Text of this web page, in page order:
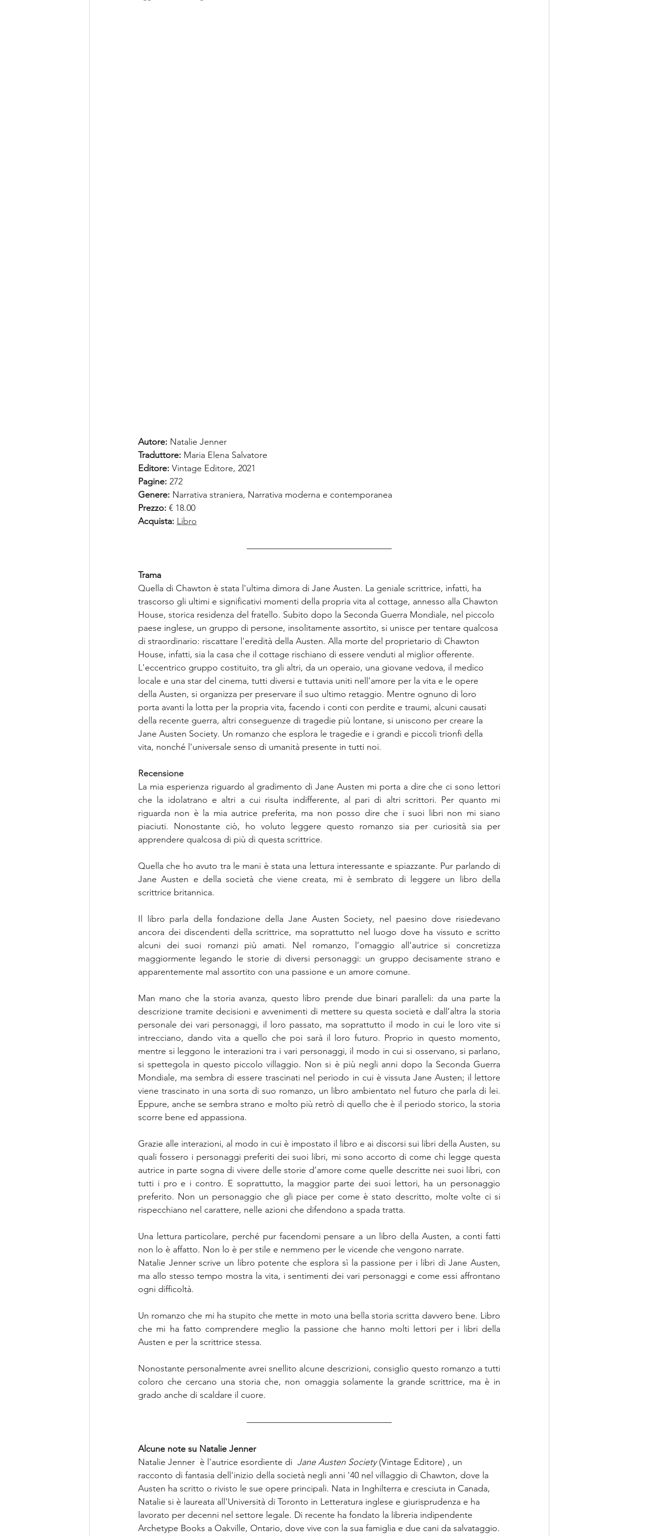
Autore: Natalie Jenner
Traduttore: Maria Elena Salvatore
Editore: Vintage Editore, 2021
Pagine: 272
Genere: Narrativa straniera, Narrativa moderna e contemporanea
Prezzo: € 18.00
Acquista: Libro
Trama
Quella di Chawton è stata l'ultima dimora di Jane Austen. La geniale scrittrice, infatti, ha
trascorso gli ultimi e significativi momenti della propria vita al cottage, annesso alla Chawton
House, storica residenza del fratello. Subito dopo la Seconda Guerra Mondiale, nel piccolo
paese inglese, un gruppo di persone, insolitamente assortito, si unisce per tentare qualcosa
di straordinario: riscattare l'eredità della Austen. Alla morte del proprietario di Chawton
House, infatti, sia la casa che il cottage rischiano di essere venduti al miglior offerente.
L'eccentrico gruppo costituito, tra gli altri, da un operaio, una giovane vedova, il medico
locale e una star del cinema, tutti diversi e tuttavia uniti nell'amore per la vita e le opere
della Austen, si organizza per preservare il suo ultimo retaggio. Mentre ognuno di loro
porta avanti la lotta per la propria vita, facendo i conti con perdite e traumi, alcuni causati
della recente guerra, altri conseguenze di tragedie più lontane, si uniscono per creare la
Jane Austen Society. Un romanzo che esplora le tragedie e i grandi e piccoli trionfi della
vita, nonché l'universale senso di umanità presente in tutti noi.
Recensione
La mia esperienza riguardo al gradimento di Jane Austen mi porta a dire che ci sono lettori
che la idolatrano e altri a cui risulta indifferente, al pari di altri scrittori. Per quanto mi
riguarda non è la mia autrice preferita, ma non posso dire che i suoi libri non mi siano
piaciuti. Nonostante ciò, ho voluto leggere questo romanzo sia per curiosità sia per
apprendere qualcosa di più di questa scrittrice.
Quella che ho avuto tra le mani è stata una lettura interessante e spiazzante. Pur parlando di
Jane Austen e della società che viene creata, mi è sembrato di leggere un libro della
scrittrice britannica.
Il libro parla della fondazione della Jane Austen Society, nel paesino dove risiedevano
ancora dei discendenti della scrittrice, ma soprattutto nel luogo dove ha vissuto e scritto
alcuni dei suoi romanzi più amati. Nel romanzo, l’omaggio all’autrice si concretizza
maggiormente legando le storie di diversi personaggi: un gruppo decisamente strano e
apparentemente mal assortito con una passione e un amore comune.
Man mano che la storia avanza, questo libro prende due binari paralleli: da una parte la
descrizione tramite decisioni e avvenimenti di mettere su questa società e dall’altra la storia
personale dei vari personaggi, il loro passato, ma soprattutto il modo in cui le loro vite si
intrecciano, dando vita a quello che poi sarà il loro futuro. Proprio in questo momento,
mentre si leggono le interazioni tra i vari personaggi, il modo in cui si osservano, si parlano,
si spettegola in questo piccolo villaggio. Non si è più negli anni dopo la Seconda Guerra
Mondiale, ma sembra di essere trascinati nel periodo in cui è vissuta Jane Austen; il lettore
viene trascinato in una sorta di suo romanzo, un libro ambientato nel futuro che parla di lei.
Eppure, anche se sembra strano e molto più retrò di quello che è il periodo storico, la storia
scorre bene ed appassiona.
Grazie alle interazioni, al modo in cui è impostato il libro e ai discorsi sui libri della Austen, su
quali fossero i personaggi preferiti dei suoi libri, mi sono accorto di come chi legge questa
autrice in parte sogna di vivere delle storie d’amore come quelle descritte nei suoi libri, con
tutti i pro e i contro. E soprattutto, la maggior parte dei suoi lettori, ha un personaggio
preferito. Non un personaggio che gli piace per come è stato descritto, molte volte ci si
rispecchiano nel carattere, nelle azioni che difendono a spada tratta.
Una lettura particolare, perché pur facendomi pensare a un libro della Austen, a conti fatti
non lo è affatto. Non lo è per stile e nemmeno per le vicende che vengono narrate.
Natalie Jenner scrive un libro potente che esplora sì la passione per i libri di Jane Austen,
ma allo stesso tempo mostra la vita, i sentimenti dei vari personaggi e come essi affrontano
ogni difficoltà.
Un romanzo che mi ha stupito che mette in moto una bella storia scritta davvero bene. Libro
che mi ha fatto comprendere meglio la passione che hanno molti lettori per i libri della
Austen e per la scrittrice stessa.
Nonostante personalmente avrei snellito alcune descrizioni, consiglio questo romanzo a tutti
coloro che cercano una storia che, non omaggia solamente la grande scrittrice, ma è in
grado anche di scaldare il cuore.
Alcune note su Natalie Jenner
Natalie Jenner  è l'autrice esordiente di Jane Austen Society (Vintage Editore) , un
racconto di fantasia dell'inizio della società negli anni '40 nel villaggio di Chawton, dove la
Austen ha scritto o rivisto le sue opere principali. Nata in Inghilterra e cresciuta in Canada,
Natalie si è laureata all'Università di Toronto in Letteratura inglese e giurisprudenza e ha
lavorato per decenni nel settore legale. Di recente ha fondato la libreria indipendente
Archetype Books a Oakville, Ontario, dove vive con la sua famiglia e due cani da salvataggio.